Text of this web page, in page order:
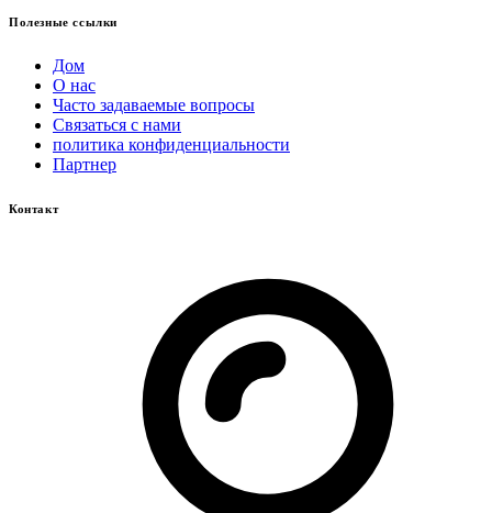
Полезные ссылки
Дом
О нас
Часто задаваемые вопросы
Связаться с нами
политика конфиденциальности
Партнер
Контакт